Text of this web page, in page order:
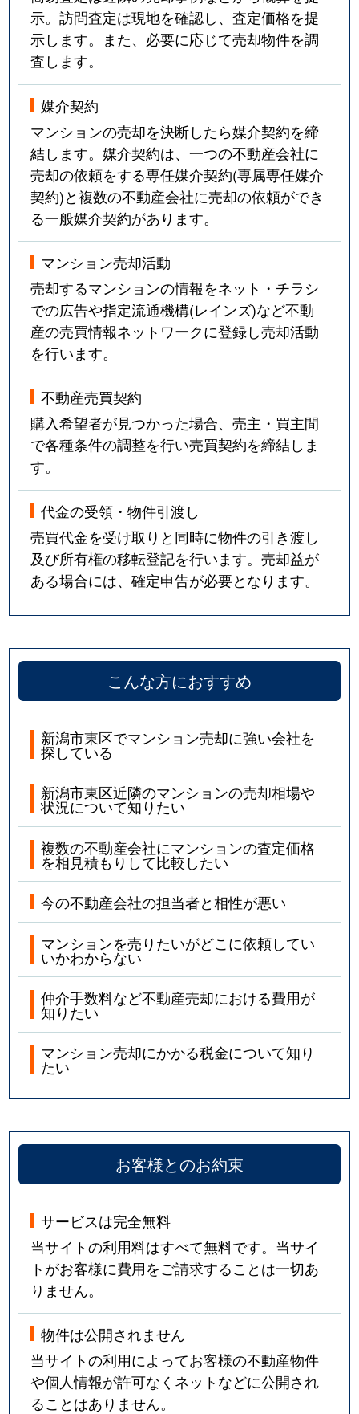
示。訪問査定は現地を確認し、査定価格を提
示します。また、必要に応じて売却物件を調
査します。
媒介契約
マンションの売却を決断したら媒介契約を締
結します。媒介契約は、一つの不動産会社に
売却の依頼をする専任媒介契約(専属専任媒介
契約)と複数の不動産会社に売却の依頼ができ
る一般媒介契約があります。
マンション売却活動
売却するマンションの情報をネット・チラシ
での広告や指定流通機構(レインズ)など不動
産の売買情報ネットワークに登録し売却活動
を行います。
不動産売買契約
購入希望者が見つかった場合、売主・買主間
で各種条件の調整を行い売買契約を締結しま
す。
代金の受領・物件引渡し
売買代金を受け取りと同時に物件の引き渡し
及び所有権の移転登記を行います。売却益が
ある場合には、確定申告が必要となります。
こんな方におすすめ
新潟市東区でマンション売却に強い会社を
探している
新潟市東区近隣のマンションの売却相場や
状況について知りたい
複数の不動産会社にマンションの査定価格
を相見積もりして比較したい
今の不動産会社の担当者と相性が悪い
マンションを売りたいがどこに依頼してい
いかわからない
仲介手数料など不動産売却における費用が
知りたい
マンション売却にかかる税金について知り
たい
お客様とのお約束
サービスは完全無料
当サイトの利用料はすべて無料です。当サイ
トがお客様に費用をご請求することは一切あ
りません。
物件は公開されません
当サイトの利用によってお客様の不動産物件
や個人情報が許可なくネットなどに公開され
ることはありません。